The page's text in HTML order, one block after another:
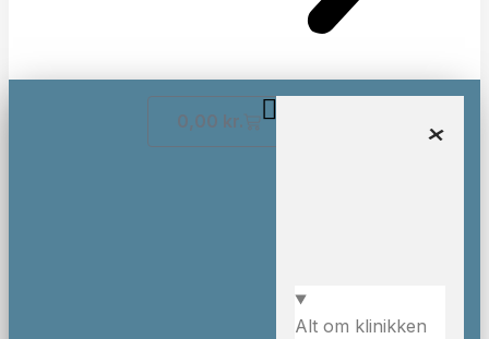
0,00 kr.
Alt om klinikken